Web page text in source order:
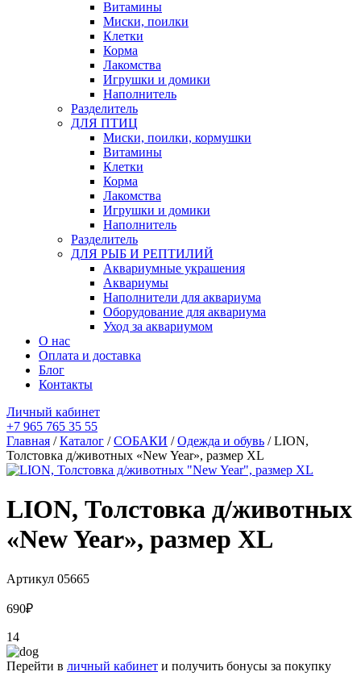
Витамины
Миски, поилки
Клетки
Корма
Лакомства
Игрушки и домики
Наполнитель
Разделитель
ДЛЯ ПТИЦ
Миски, поилки, кормушки
Витамины
Клетки
Корма
Лакомства
Игрушки и домики
Наполнитель
Разделитель
ДЛЯ РЫБ И РЕПТИЛИЙ
Аквариумные украшения
Аквариумы
Наполнители для аквариума
Оборудование для аквариума
Уход за аквариумом
О нас
Оплата и доставка
Блог
Контакты
Личный кабинет
+7 965 765 35 55
Главная /Каталог /СОБАКИ /Одежда и обувь / LION,
Толстовка д/животных «New Year», размер XL
LION, Толстовка д/животных
«New Year», размер XL
Артикул 05665
690₽
14
Перейти в личный кабинет и получить бонусы за покупку